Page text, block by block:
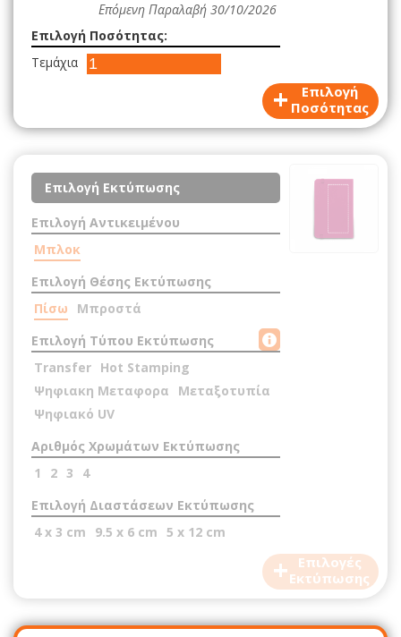
+
Επιλογή
Ποσότητας
Επόμενη Παραλαβή 30/10/2026
Επιλογή Ποσότητας:
Τεμάχια
+
Επιλογές
Εκτύπωσης
Επιλογή Εκτύπωσης
Επιλογή Αντικειμένου
Μπλοκ
Επιλογή Θέσης Εκτύπωσης
Πίσω
Μπροστά
Επιλογή Τύπου Εκτύπωσης
Transfer Hot Stamping
Ψηφιακη Μεταφορα
Μεταξοτυπία
Ψηφιακό UV
Αριθμός Χρωμάτων Εκτύπωσης
1
2 3
4
Επιλογή Διαστάσεων Εκτύπωσης
4 x 3 cm
9.5 x 6 cm 5 x 12 cm